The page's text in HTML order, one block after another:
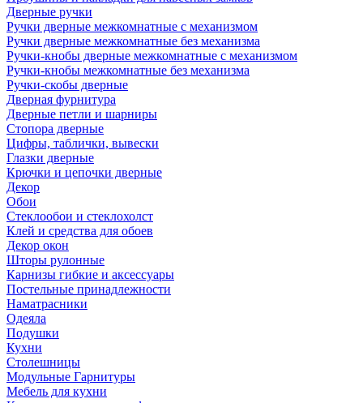
Дверные ручки
Ручки дверные межкомнатные с механизмом
Ручки дверные межкомнатные без механизма
Ручки-кнобы дверные межкомнатные с механизмом
Ручки-кнобы межкомнатные без механизма
Ручки-скобы дверные
Дверная фурнитура
Дверные петли и шарниры
Стопора дверные
Цифры, таблички, вывески
Глазки дверные
Крючки и цепочки дверные
Декор
Обои
Стеклообои и стеклохолст
Клей и средства для обоев
Декор окон
Шторы рулонные
Карнизы гибкие и аксессуары
Постельные принадлежности
Наматрасники
Одеяла
Подушки
Кухни
Столешницы
Модульные Гарнитуры
Мебель для кухни